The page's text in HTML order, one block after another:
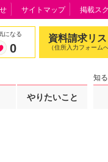
になる
0
資料請求リス
（住所入力フォームへ
やりたいこと
知る
サイトマップ 掲載ス